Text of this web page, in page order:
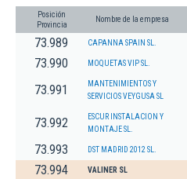
Posición
Provincia
Nombre de la empresa
73.989 CAPANNA SPAIN SL.
73.990 MOQUETAS VIP SL.
73.991
MANTENIMIENTOS Y
SERVICIOS VEYGUSA SL
73.992
ESCUR INSTALACION Y
MONTAJE SL.
73.993 DST MADRID 2012 SL.
73.994 VALINER SL